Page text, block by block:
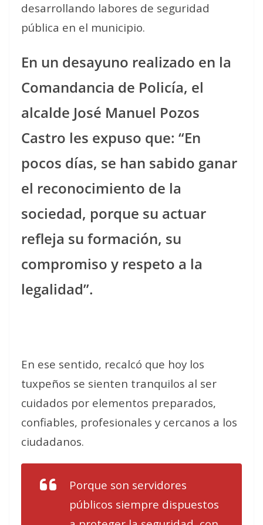
desarrollando labores de seguridad
pública en el municipio.
En un desayuno realizado en la
Comandancia de Policía, el
alcalde José Manuel Pozos
Castro les expuso que: “En
pocos días, se han sabido ganar
el reconocimiento de la
sociedad, porque su actuar
refleja su formación, su
compromiso y respeto a la
legalidad”.
En ese sentido, recalcó que hoy los
tuxpeños se sienten tranquilos al ser
cuidados por elementos preparados,
confiables, profesionales y cercanos a los
ciudadanos.
Porque son servidores
públicos siempre dispuestos